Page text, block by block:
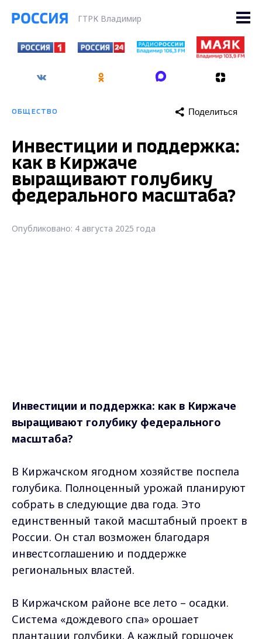
ГТРК Владимир
ОБЩЕСТВО Поделиться
Инвестиции и поддержка:
как в Киржаче
выращивают голубику
федерального масштаба?
Опубликовано: 4 августа 2025 года
Инвестиции и поддержка: как в Киржаче
выращивают голубику федерального
масштаба?
В Киржачском ягодном хозяйстве поспела
голубика. Полноценный урожай планируют
собрать в следующие два года. Это
единственный такой масштабный проект в
России. Он стал возможен благодаря
инвестсоглашению и поддержке
региональных властей.
В Киржачском районе все лето – осадки.
Система «дождевого спа» орошает
плантации голубики. А каждый горшочек